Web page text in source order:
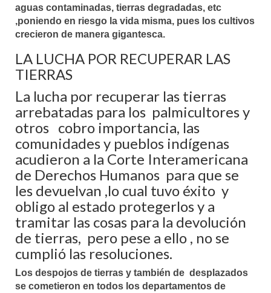
aguas contaminadas, tierras degradadas, etc
,poniendo en riesgo la vida misma, pues los cultivos
crecieron de manera gigantesca.
LA LUCHA POR RECUPERAR LAS
TIERRAS
La lucha por recuperar las tierras
arrebatadas para los palmicultores y
otros cobro importancia, las
comunidades y pueblos indígenas
acudieron a la Corte Interamericana
de Derechos Humanos para que se
les devuelvan ,lo cual tuvo éxito y
obligo al estado protegerlos y a
tramitar las cosas para la devolución
de tierras, pero pese a ello , no se
cumplió las resoluciones.
Los despojos de tierras y también de desplazados
se cometieron en todos los departamentos de